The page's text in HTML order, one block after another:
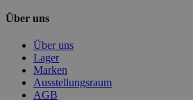
Über uns
Über uns
Lager
Marken
Ausstellungsraum
AGB